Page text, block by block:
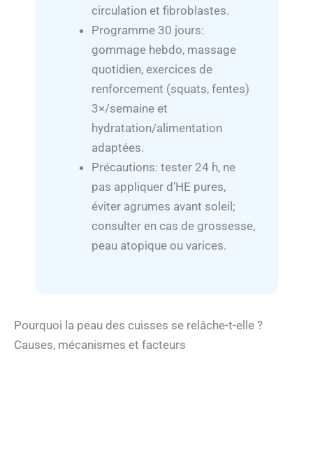
circulation et fibroblastes.
Programme 30 jours:
gommage hebdo, massage
quotidien, exercices de
renforcement (squats, fentes)
3×/semaine et
hydratation/alimentation
adaptées.
Précautions: tester 24 h, ne
pas appliquer d’HE pures,
éviter agrumes avant soleil;
consulter en cas de grossesse,
peau atopique ou varices.
Pourquoi la peau des cuisses se relâche-t-elle ?
Causes, mécanismes et facteurs